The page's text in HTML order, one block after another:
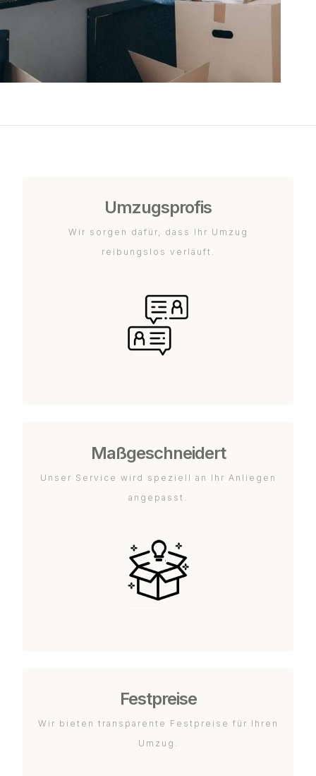
Umzugsprofis
Wir sorgen dafür, dass Ihr Umzug
reibungslos verläuft.
Maßgeschneidert
Unser Service wird speziell an Ihr Anliegen
angepasst.
Festpreise
Wir bieten transparente Festpreise für Ihren
Umzug.